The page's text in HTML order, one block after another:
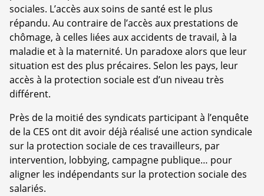
sociales. L’accès aux soins de santé est le plus
répandu. Au contraire de l’accès aux prestations de
chômage, à celles liées aux accidents de travail, à la
maladie et à la maternité. Un paradoxe alors que leur
situation est des plus précaires. Selon les pays, leur
accès à la protection sociale est d’un niveau très
différent.
Près de la moitié des syndicats participant à l’enquête
de la CES ont dit avoir déjà réalisé une action syndicale
sur la protection sociale de ces travailleurs, par
intervention, lobbying, campagne publique… pour
aligner les indépendants sur la protection sociale des
salariés.